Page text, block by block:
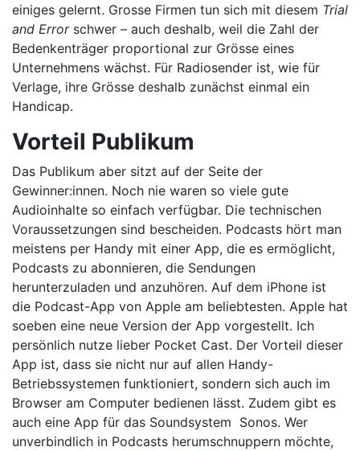
einiges gelernt. Grosse Firmen tun sich mit diesem Trial
and Error schwer – auch deshalb, weil die Zahl der
Bedenkenträger proportional zur Grösse eines
Unternehmens wächst. Für Radiosender ist, wie für
Verlage, ihre Grösse deshalb zunächst einmal ein
Handicap.
Vorteil Publikum
Das Publikum aber sitzt auf der Seite der
Gewinner:innen. Noch nie waren so viele gute
Audioinhalte so einfach verfügbar. Die technischen
Voraussetzungen sind bescheiden. Podcasts hört man
meistens per Handy mit einer App, die es ermöglicht,
Podcasts zu abonnieren, die Sendungen
herunterzuladen und anzuhören. Auf dem iPhone ist
die Podcast-App von Apple am beliebtesten. Apple hat
soeben eine neue Version der App vorgestellt. Ich
persönlich nutze lieber Pocket Cast. Der Vorteil dieser
App ist, dass sie nicht nur auf allen Handy-
Betriebssystemen funktioniert, sondern sich auch im
Browser am Computer bedienen lässt. Zudem gibt es
auch eine App für das Soundsystem Sonos. Wer
unverbindlich in Podcasts herumschnuppern möchte,